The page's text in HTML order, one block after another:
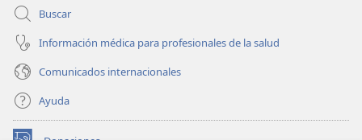
Buscar
Información médica para profesionales de la salud
Comunicados internacionales
Ayuda